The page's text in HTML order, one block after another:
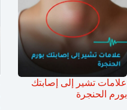
علامات تشير إلى إصابتك
بورم الحنجرة